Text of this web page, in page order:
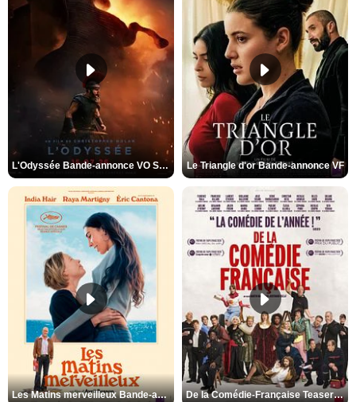
L'Odyssée Bande-annonce VO STFR Le Triangle d'or Bande-annonce VF
Les Matins merveilleux Bande-annonce VF De la Comédie-Française Teaser VF